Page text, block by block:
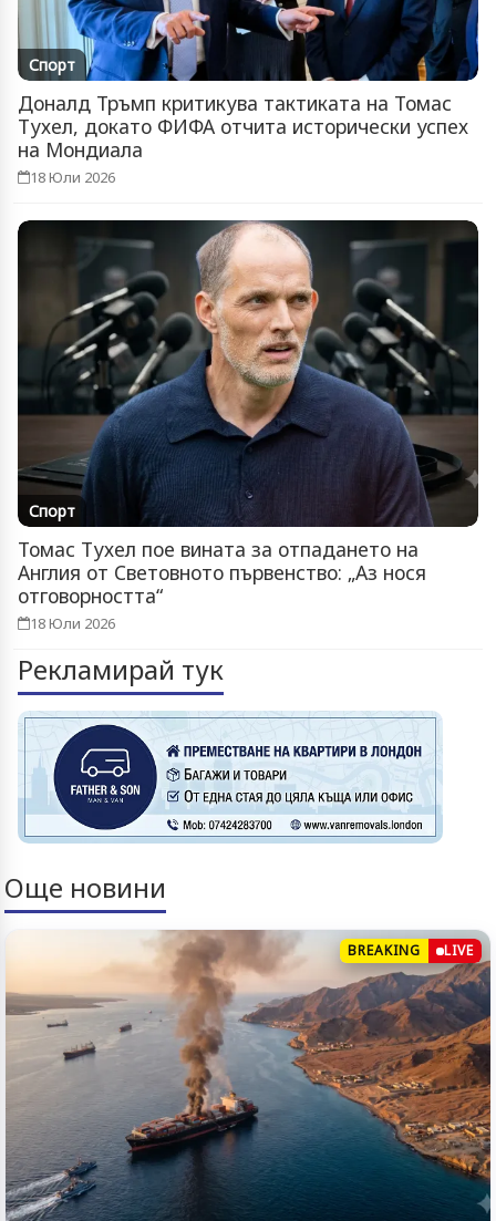
Спорт
Доналд Тръмп критикува тактиката на Томас
Тухел, докато ФИФА отчита исторически успех
на Мондиала
18 Юли 2026
Спорт
Томас Тухел пое вината за отпадането на
Англия от Световното първенство: „Аз нося
отговорността“
18 Юли 2026
Рекламирай тук
Още новини
BREAKING LIVE